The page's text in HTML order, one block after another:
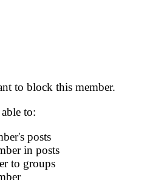
to block this member.
to:
posts
in posts
to groups